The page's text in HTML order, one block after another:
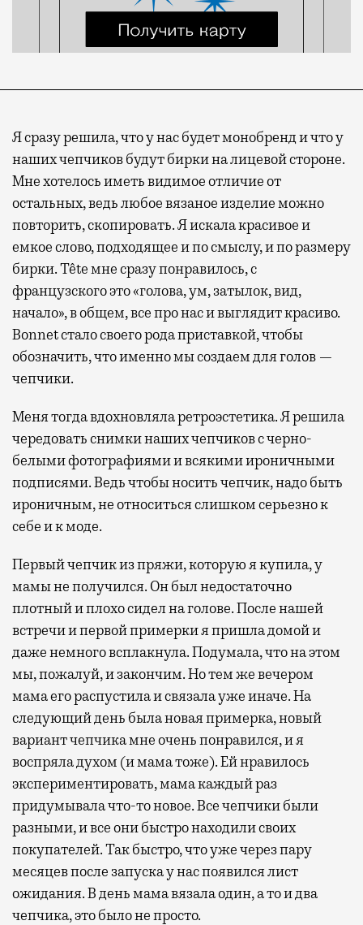
Я сразу решила, что у нас будет монобренд и что у
наших чепчиков будут бирки на лицевой стороне.
Мне хотелось иметь видимое отличие от
остальных, ведь любое вязаное изделие можно
повторить, скопировать. Я искала красивое и
емкое слово, подходящее и по смыслу, и по размеру
бирки. Tête мне сразу понравилось, с
французского это «голова, ум, затылок, вид,
начало», в общем, все про нас и выглядит красиво.
Bonnet стало своего рода приставкой, чтобы
обозначить, что именно мы создаем для голов —
чепчики.
Меня тогда вдохновляла ретроэстетика. Я решила
чередовать снимки наших чепчиков с черно-
белыми фотографиями и всякими ироничными
подписями. Ведь чтобы носить чепчик, надо быть
ироничным, не относиться слишком серьезно к
себе и к моде.
Первый чепчик из пряжи, которую я купила, у
мамы не получился. Он был недостаточно
плотный и плохо сидел на голове. После нашей
встречи и первой примерки я пришла домой и
даже немного всплакнула. Подумала, что на этом
мы, пожалуй, и закончим. Но тем же вечером
мама его распустила и связала уже иначе. На
следующий день была новая примерка, новый
вариант чепчика мне очень понравился, и я
воспряла духом (и мама тоже). Ей нравилось
экспериментировать, мама каждый раз
придумывала что-то новое. Все чепчики были
разными, и все они быстро находили своих
покупателей. Так быстро, что уже через пару
месяцев после запуска у нас появился лист
ожидания. В день мама вязала один, а то и два
чепчика, это было не просто.